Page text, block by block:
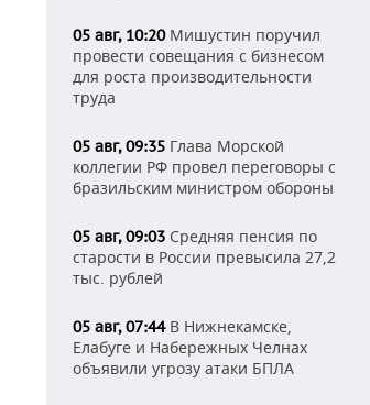
05 авг, 10:20Мишустин поручил
провести совещания с бизнесом
для роста производительности
труда
05 авг, 09:35 Глава Морской
коллегии РФ провел переговоры с
бразильским министром обороны
05 авг, 09:03 Средняя пенсия по
старости в России превысила 27,2
тыс. рублей
05 авг, 07:44В Нижнекамске,
Елабуге и Набережных Челнах
объявили угрозу атаки БПЛА